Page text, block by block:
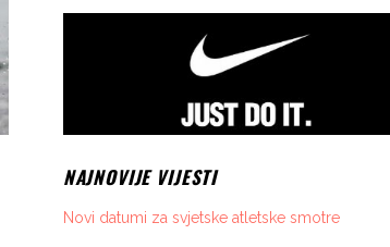
NAJNOVIJE VIJESTI
Novi datumi za svjetske atletske smotre